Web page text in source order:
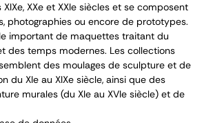
e, XXe et XXIe siècles et se composent
photographies ou encore de prototypes.
important de maquettes traitant du
des temps modernes. Les collections
des moulages de sculpture et de
du XIe au XIXe siècle, ainsi que des
murales (du XIe au XVIe siècle) et de